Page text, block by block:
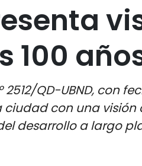
100
2512/QD-UBND, con
con una
desarrollo a largo